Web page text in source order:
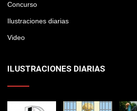
Concurso
Ilustraciones diarias
Video
ILUSTRACIONES DIARIAS